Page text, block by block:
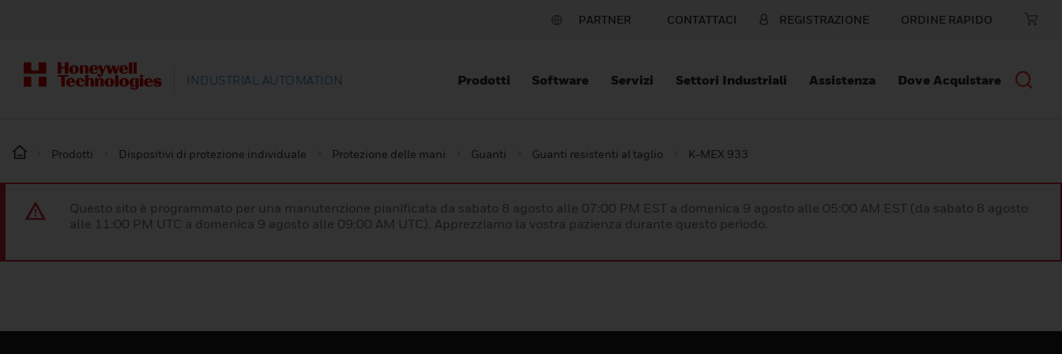
PARTNER CONTATTACI REGISTRAZIONE ORDINE RAPIDO
INDUSTRIAL AUTOMATION Prodotti Software Servizi Settori Industriali Assistenza Dove Acquistare
Prodotti Dispositivi di protezione individuale Protezione delle mani Guanti Guanti resistenti al taglio K-MEX 933
Questo sito è programmato per una manutenzione pianificata da sabato 8 agosto alle 07:00 PM EST a domenica 9 agosto alle 05:00 AM EST (da sabato 8 agosto
alle 11:00 PM UTC a domenica 9 agosto alle 09:00 AM UTC). Apprezziamo la vostra pazienza durante questo periodo.